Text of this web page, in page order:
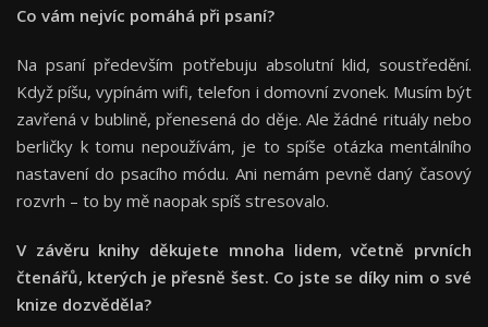
Co vám nejvíc pomáhá při psaní?
Na psaní především potřebuju absolutní klid, soustředění.
Když píšu, vypínám wifi, telefon i domovní zvonek. Musím být
zavřená v bublině, přenesená do děje. Ale žádné rituály nebo
berličky k tomu nepoužívám, je to spíše otázka mentálního
nastavení do psacího módu. Ani nemám pevně daný časový
rozvrh – to by mě naopak spíš stresovalo.
V závěru knihy děkujete mnoha lidem, včetně prvních
čtenářů, kterých je přesně šest. Co jste se díky nim o své
knize dozvěděla?